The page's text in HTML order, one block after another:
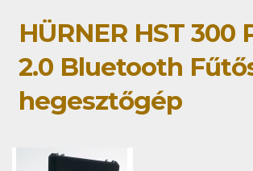
HÜRNER HST 300
2.0 Bluetooth
hegesztőgép